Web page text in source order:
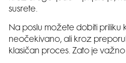
susrete.
Na poslu možete dobiti priliku
neočekivano, ali kroz
klasičan proces. Zato je važno